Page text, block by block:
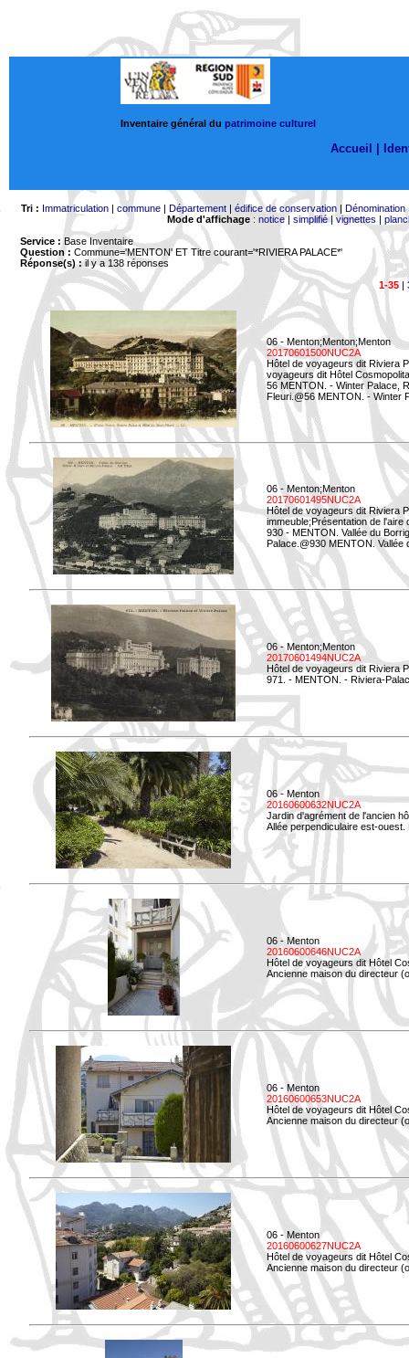
Inventaire général du patrimoine culturel
Accueil |
Tri : Immatriculation| commune| Département| édifice de conservation| Dénomination
Mode d'affichage: notice| simplifié|vignettes |
Service : Base Inventaire
Question : Commune='MENTON' ET Titre courant='*RIVIERA PALACE*'
Réponse(s) :il y a 138 réponses
1-35|
06 - Menton;Menton;Menton
20170601500NUC2A
Hôtel de voyageurs dit Riviera
voyageurs dit Hôtel
56 MENTON. - Winter Palace,
Fleuri.@56 MENTON. - Winter
06 - Menton;Menton
20170601495NUC2A
Hôtel de voyageurs dit Riviera
immeuble;Présentation de l'aire
930 - MENTON. Vallée du
Palace.@930 MENTON.
06 - Menton;Menton
20170601494NUC2A
Hôtel de voyageurs dit Riviera
971. - MENTON. - Riviera-
06 - Menton
20160600632NUC2A
Jardin d'agrément de l'ancien
Allée perpendiculaire est-ouest.
06 - Menton
20160600646NUC2A
Hôtel de voyageurs dit Hôtel
Ancienne maison du directeur
06 - Menton
20160600653NUC2A
Hôtel de voyageurs dit Hôtel
Ancienne maison du directeur
06 - Menton
20160600627NUC2A
Hôtel de voyageurs dit Hôtel
Ancienne maison du directeur